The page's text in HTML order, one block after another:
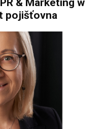
pojišťovna